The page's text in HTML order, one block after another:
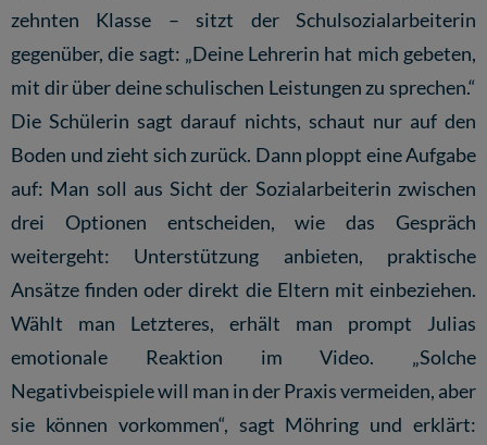
zehnten Klasse – sitzt der Schulsozialarbeiterin
gegenüber, die sagt: „Deine Lehrerin hat mich gebeten,
mit dir über deine schulischen Leistungen zu sprechen.“
Die Schülerin sagt darauf nichts, schaut nur auf den
Boden und zieht sich zurück. Dann ploppt eine Aufgabe
auf: Man soll aus Sicht der Sozialarbeiterin zwischen
drei Optionen entscheiden, wie das Gespräch
weitergeht: Unterstützung anbieten, praktische
Ansätze finden oder direkt die Eltern mit einbeziehen.
Wählt man Letzteres, erhält man prompt Julias
emotionale Reaktion im Video. „Solche
Negativbeispiele will man in der Praxis vermeiden, aber
sie können vorkommen“, sagt Möhring und erklärt: